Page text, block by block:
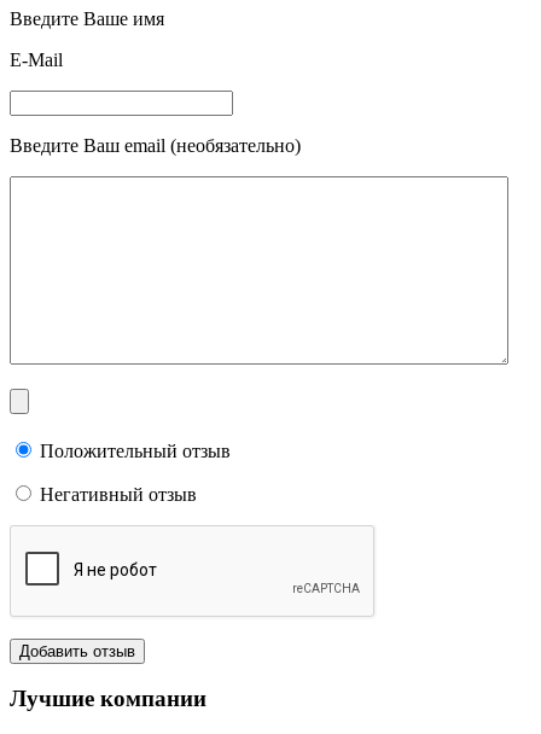
Введите Ваше имя
E-Mail
Введите Ваш email (необязательно)
Положительный отзыв
Негативный отзыв
Лучшие компании